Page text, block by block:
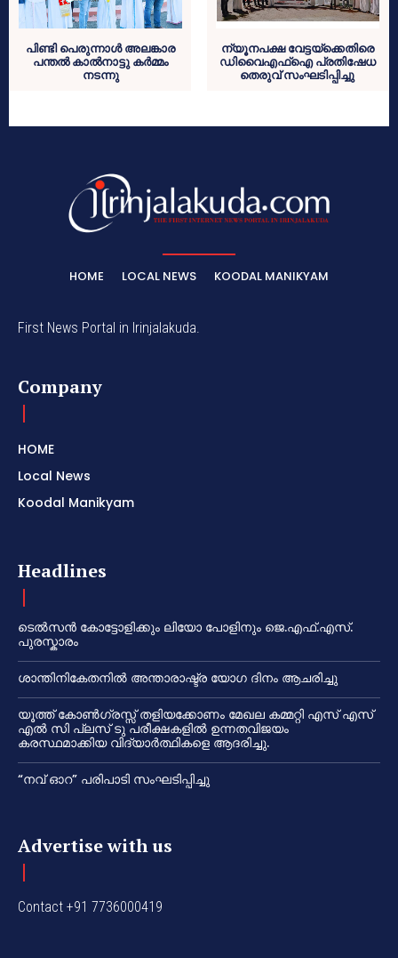
പിണ്ടി പെരുന്നാൾ അലങ്കാര
പന്തൽ കാൽനാട്ടു കർമ്മം
നടന്നു
ന്യൂനപക്ഷ വേട്ടയ്ക്കെതിരെ
ഡിവൈഎഫ്ഐ പ്രതിഷേധ
തെരുവ് സംഘടിപ്പിച്ചു
HOME LOCAL NEWS KOODAL MANIKYAM
First News Portal in Irinjalakuda.
Company
HOME
Local News
Koodal Manikyam
Headlines
ടെൽസൻ കോട്ടോളിക്കും ലിയോ പോളിനും ജെ.എഫ്.എസ്.
പുരസ്കാരം
ശാന്തിനികേതനിൽ അന്താരാഷ്ട്ര യോഗ ദിനം ആചരിച്ചു
യൂത്ത് കോൺഗ്രസ്സ് തളിയക്കോണം മേഖല കമ്മറ്റി എസ് എസ്
എൽ സി പ്ലസ് ടു പരീക്ഷകളിൽ ഉന്നതവിജയം
കരസ്ഥമാക്കിയ വിദ്യാർത്ഥികളെ ആദരിച്ചു.
“നവ് ഓറ” പരിപാടി സംഘടിപ്പിച്ചു
Advertise with us
Contact +91 7736000419